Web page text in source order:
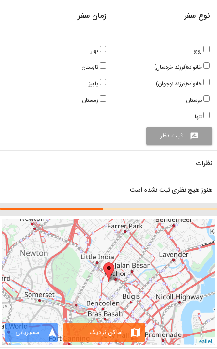
زمان سفر
بهار
تابستان
پاییز
زمستان
نوع سفر
زوج
خانواده(فرزند خردسال)
خانواده(فرزند نوجوان)
دوستان
تنها
rate_review ثبت نظر
نظرات
هنوز هیچ نظری ثبت نشده است
Leaflet
navigation مسیریابی map اماکن نزدیک